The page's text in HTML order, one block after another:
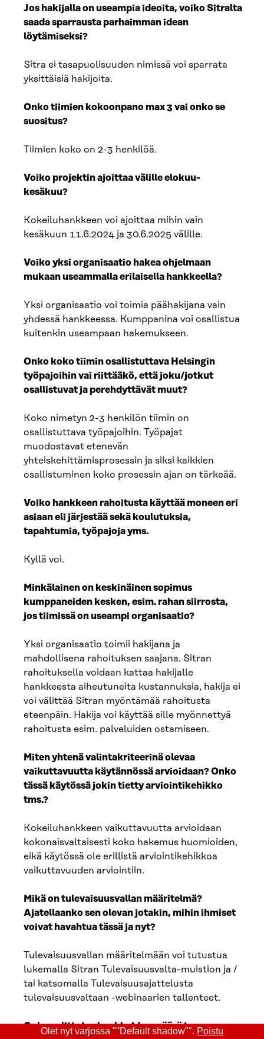
Jos hakijalla on useampia ideoita, voiko Sitralta
saada sparrausta parhaimman idean
löytämiseksi?
Sitra ei tasapuolisuuden nimissä voi sparrata
yksittäisiä hakijoita.
Onko tiimien kokoonpano max 3 vai onko se
suositus?
Tiimien koko on 2-3 henkilöä.
Voiko projektin ajoittaa välille elokuu-
kesäkuu?
Kokeiluhankkeen voi ajoittaa mihin vain
kesäkuun 11.6.2024 ja 30.6.2025 välille.
Voiko yksi organisaatio hakea ohjelmaan
mukaan useammalla erilaisella hankkeella?
Yksi organisaatio voi toimia päähakijana vain
yhdessä hankkeessa. Kumppanina voi osallistua
kuitenkin useampaan hakemukseen.
Onko koko tiimin osallistuttava Helsingin
työpajoihin vai riittääkö, että joku/jotkut
osallistuvat ja perehdyttävät muut?
Koko nimetyn 2-3 henkilön tiimin on
osallistuttava työpajoihin. Työpajat
muodostavat etenevän
yhteiskehittämisprosessin ja siksi kaikkien
osallistuminen koko prosessin ajan on tärkeää.
Voiko hankkeen rahoitusta käyttää moneen eri
asiaan eli järjestää sekä koulutuksia,
tapahtumia, työpajoja yms.
Kyllä voi.
Minkälainen on keskinäinen sopimus
kumppaneiden kesken, esim. rahan siirrosta,
jos tiimissä on useampi organisaatio?
Yksi organisaatio toimii hakijana ja
mahdollisena rahoituksen saajana. Sitran
rahoituksella voidaan kattaa hakijalle
hankkeesta aiheutuneita kustannuksia, hakija ei
voi välittää Sitran myöntämää rahoitusta
eteenpäin. Hakija voi käyttää sille myönnettyä
rahoitusta esim. palveluiden ostamiseen.
Miten yhtenä valintakriteerinä olevaa
vaikuttavuutta käytännössä arvioidaan? Onko
tässä käytössä jokin tietty arviointikehikko
tms.?
Kokeiluhankkeen vaikuttavuutta arvioidaan
kokonaisvaltaisesti koko hakemus huomioiden,
eikä käytössä ole erillistä arviointikehikkoa
vaikuttavuuden arviointiin.
Mikä on tulevaisuusvallan määritelmä?
Ajatellaanko sen olevan jotakin, mihin ihmiset
voivat havahtua tässä ja nyt?
Tulevaisuusvallan määritelmään voi tutustua
lukemalla Sitran Tulevaisuusvalta-muistion ja /
tai katsomalla Tulevaisuusajattelusta
tulevaisuusvaltaan -webinaarien tallenteet.
Onko valittujen hankkeiden määrä ja
Olet nyt varjossa ""Default shadow"". Poistu